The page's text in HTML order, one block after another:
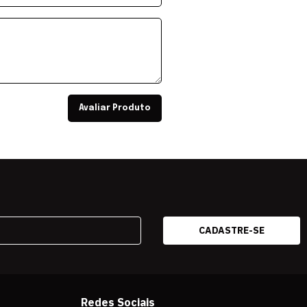
Avaliar Produto
Redes Sociais